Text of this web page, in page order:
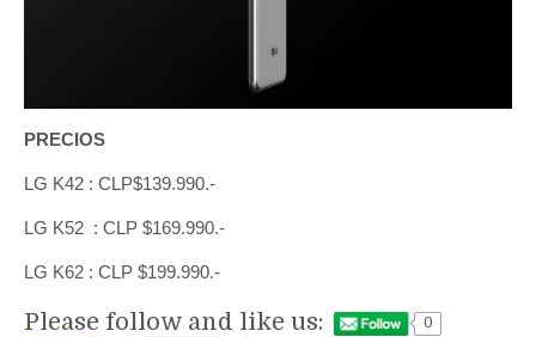
PRECIOS
LG K42 : CLP$139.990.-
LG K52 : CLP $169.990.-
LG K62 : CLP $199.990.-
Please follow and like us:
0